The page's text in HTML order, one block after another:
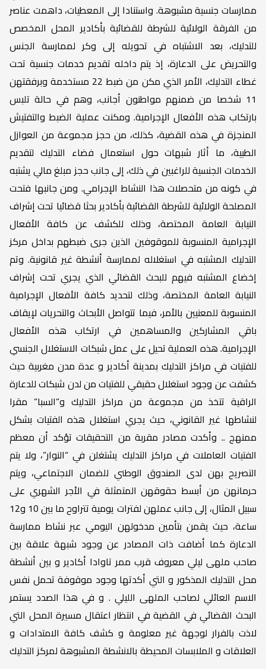
ممارسات جنسية مشبوهة. واستنادا إلى المعطيات، داهمت عناصر
من الفرقة الولائية للشرطة للقضائية بأكادير المحل المخصص
للتدليك، بعد الاشتباه في تحويله إلى وكر لممارسة الجنس
والتحريض على الدعارة، إذ يتم داخله تقديم خدمات جنسية تحت
غطاء التدليك، الأمر الذي مكن من ضبط 22 مستخدمة وبرفقتهن
11 شخصا من ضمنهم مواطنون أجانب، وهم في حالة تلبس
بارتكاب هذه الأفعال الإجرامية. ومكنت عملية الضبط والتفتيش
المنجزة في هذه القضية، كذلك، من حجز مجموعة من العوازل
الطبية، ما أثار شبهات حول استعمال فضاء التدليك لتقديم
الخدمات الجنسية للراغبين في ذلك، إلى جانب حجز مبلغ مالي يشتبه
في كونه من متحصلات هذا النشاط الإجرامي. ومن جانبها فتحت
المصلحة الولائية للشرطة القضائية بأكادير بحثا قضائيا تحت إشراف
النيابة العامة المختصة، وذلك للكشف عن كافة الأفعال
الإجرامية المنسوبة للموقوفين الذين جرى ضبطهم بداخل مركز
التدليك المشتبه في استغلاله لممارسة أنشطة غير قانونية. وتم
إخضاع المشتبه فيهم للبحث القضائي الذي يجري تحت إشراف
النيابة العامة المختصة، وذلك لتحديد كافة الأفعال الإجرامية
المنسوبة للمعنيين بالأمر، فيما تتواصل الأبحاث والتحريات لإيقاف
باقي المشاركين والمساهمين في ارتكاب هذه الأفعال
الإجرامية. هذه العملية تحيل على عمل شبكات الاستغلال الجنسي
للفتيات في مراكز التدليك بمدينة أكادير و عدة مدن مغربية حيث
كشفت عن وجود استغلال حقيقي للفتيات من لدن شبكات للدعارة
الراقية تتخذ من مجموعة من مراكز التدليك و”السبا” مقرا
لنشاطها غير القانوني، حيث يجري استغلال هذه الفتيات بشكل
ممنهج .. وأكدت مصادر مقربة من التحقيقات تؤكد أن معظم
الفتيات العاملات في مراكز التدليك يشتغلن في “النوار”، ولا يتم
التصريح بهن لدى الصندوق الوطني للضمان الاجتماعي، ويتم
حرمانهن من أبسط حقوقهن المتمثلة في الأجر الشهري على
سبيل المثال، إلى جانب عملهن لفترات يومية تتراوح ما بين 10 و12
ساعة، حيث يقمن بتأمين مدخولهن اليومي عبر نشاط ممارسة
الدعارة كما أضافت ذات المصادر عن وجود شبهة علاقة بين
صاحب ملهى ليلي معروف قرب ممر تاوادا أكادير و بين أنشطة
محل التدليك المذكور و التي أكدتها وجود موقوفة تحمل نفس
الاسم العائلي لصاحب الملهى الليلي . و في هذا الصدد يستمر
البحث القضائي في القضية في انتظار اعتقال مسيرة المحل التي
لاذت بالفرار لوجهة غير معلومة و كشف كافة الامتدادات و
العلاقات و الملابسات المحيطة بالانشطة المشبوهة لمركز التدليك